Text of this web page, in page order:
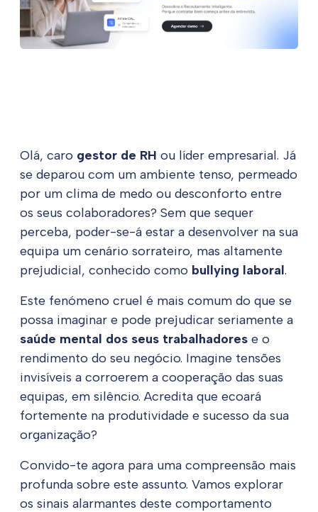
Olá, caro gestor de RH ou líder empresarial. Já
se deparou com um ambiente tenso, permeado
por um clima de medo ou desconforto entre
os seus colaboradores? Sem que sequer
perceba, poder-se-á estar a desenvolver na sua
equipa um cenário sorrateiro, mas altamente
prejudicial, conhecido como bullying laboral.
Este fenómeno cruel é mais comum do que se
possa imaginar e pode prejudicar seriamente a
saúde mental dos seus trabalhadores e o
rendimento do seu negócio. Imagine tensões
invisíveis a corroerem a cooperação das suas
equipas, em silêncio. Acredita que ecoará
fortemente na produtividade e sucesso da sua
organização?
Convido-te agora para uma compreensão mais
profunda sobre este assunto. Vamos explorar
os sinais alarmantes deste comportamento